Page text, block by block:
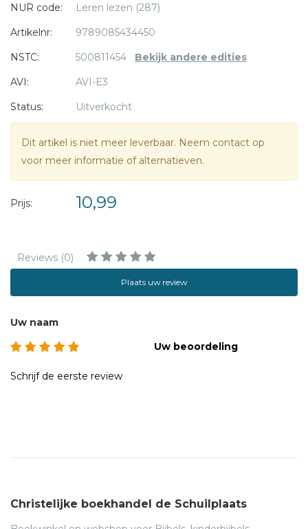
NUR code:
Leren lezen (287)
Artikelnr:
9789085434450
NSTC:
500811454 Bekijk andere edities
AVI:
AVI-E3
Status:
Uitverkocht
Dit artikel is niet meer leverbaar. Neem contact op
voor meer informatie of alternatieven.
Prijs: 10,99
Reviews (0)
Plaats uw review
Uw naam
Uw beoordeling
Schrijf de eerste review
Christelijke boekhandel de Schuilplaats